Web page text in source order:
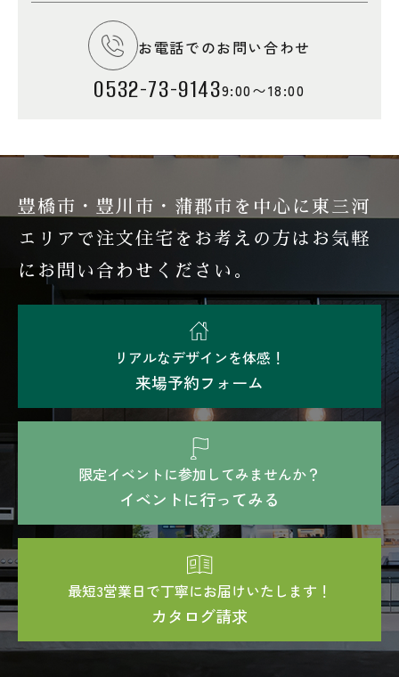
お電話でのお問い合わせ
0532-73-91439:00〜18:00
豊橋市・豊川市・蒲郡市を中心に東三河
エリアで注文住宅を お考えの方はお気軽
にお問い合わせください。
リアルなデザインを体感！
来場予約フォーム
限定イベントに参加してみませんか？
イベントに行ってみる
最短3営業日で丁寧にお届けいたします！
カタログ請求